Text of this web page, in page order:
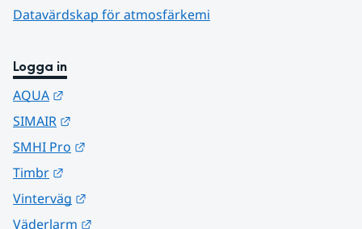
Datavärdskap för atmosfärkemi
Logga in
AQUA
SIMAIR
SMHI Pro
Timbr
Vinterväg
Väderlarm